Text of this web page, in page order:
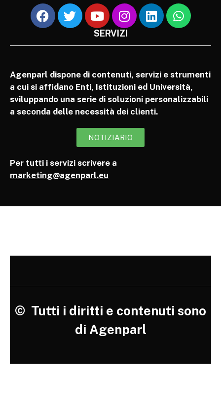
SERVIZI
Agenparl dispone di contenuti, servizi e strumenti
a cui si affidano Enti, Istituzioni ed Università,
sviluppando una serie di soluzioni personalizzabili
a seconda delle necessità dei clienti.
NOTIZIARIO
Per tutti i servizi scrivere a
marketing@agenparl.eu
© Tutti i diritti e contenuti sono
di Agenparl